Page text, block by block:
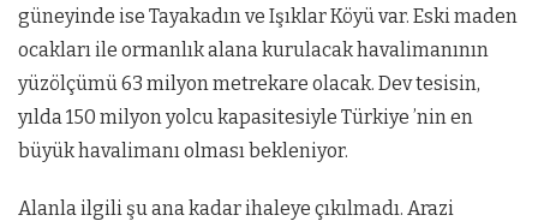
güneyinde ise Tayakadın ve Işıklar Köyü var. Eski maden
ocakları ile ormanlık alana kurulacak havalimanının
yüzölçümü 63 milyon metrekare olacak. Dev tesisin,
yılda 150 milyon yolcu kapasitesiyle Türkiye ’nin en
büyük havalimanı olması bekleniyor.
Alanla ilgili şu ana kadar ihaleye çıkılmadı. Arazi